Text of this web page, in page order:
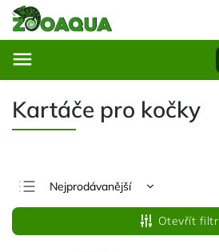
Kartáče pro kočky
Doporučujeme
Nejlevnější
Nejprodávanější
Otevřít filtr